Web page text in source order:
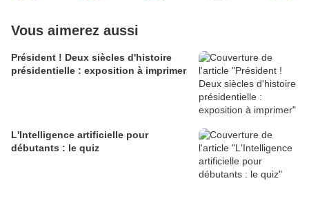
Vous aimerez aussi
Président ! Deux siècles d'histoire
présidentielle : exposition à imprimer
L'Intelligence artificielle pour
débutants : le quiz